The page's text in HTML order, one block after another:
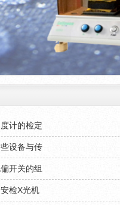
计的检定
设备与传
开关的组
检X光机